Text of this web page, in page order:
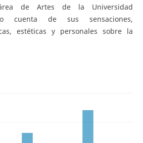
de Artes de la Universidad
cuenta de sus sensaciones,
estéticas y personales sobre la